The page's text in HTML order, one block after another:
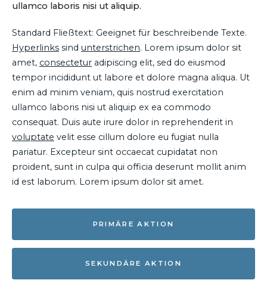
ullamco laboris nisi ut aliquip.
Standard Fließtext: Geeignet für beschreibende Texte.
Hyperlinks sind unterstrichen. Lorem ipsum dolor sit
amet, consectetur adipiscing elit, sed do eiusmod
tempor incididunt ut labore et dolore magna aliqua. Ut
enim ad minim veniam, quis nostrud exercitation
ullamco laboris nisi ut aliquip ex ea commodo
consequat. Duis aute irure dolor in reprehenderit in
voluptate velit esse cillum dolore eu fugiat nulla
pariatur. Excepteur sint occaecat cupidatat non
proident, sunt in culpa qui officia deserunt mollit anim
id est laborum. Lorem ipsum dolor sit amet.
PRIMÄRE AKTION
SEKUNDÄRE AKTION